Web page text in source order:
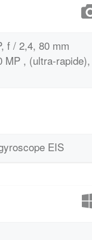
f / 2,4, 80 mm
MP , (ultra-rapide),
EIS